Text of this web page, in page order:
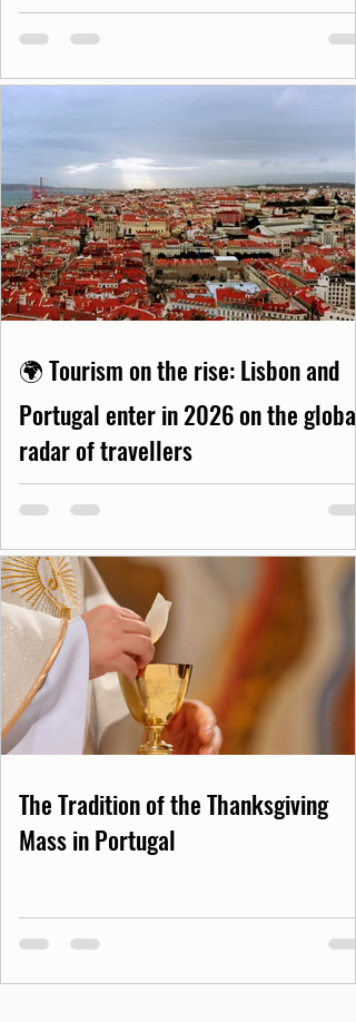
🌍 Tourism on the rise: Lisbon and
Portugal enter in 2026 on the global
radar of travellers
The Tradition of the Thanksgiving
Mass in Portugal